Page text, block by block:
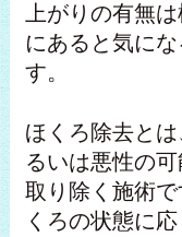
上がりの有無
にあると気に
す。
ほくろ除去と
るいは悪性の
取り除く施術
くろの状態に